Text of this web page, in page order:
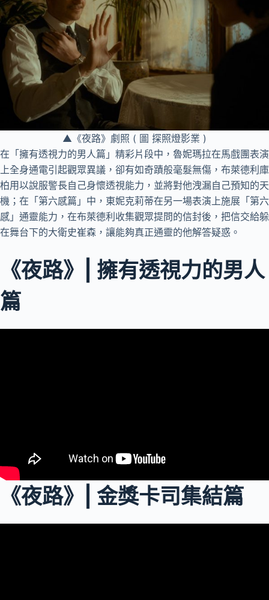
▲《夜路》劇照 ( 圖 探照燈影業 )
在「擁有透視力的男人篇」精彩片段中，魯妮瑪拉在馬戲團表演
上全身通電引起觀眾異議，卻有如奇蹟般毫髮無傷，布萊德利庫
柏用以說服警長自己身懷透視能力，並將對他洩漏自己預知的天
機；在「第六感篇」中，東妮克莉蒂在另一場表演上施展「第六
感」通靈能力，在布萊德利收集觀眾提問的信封後，把信交給躲
在舞台下的大衛史崔森，讓能夠真正通靈的他解答疑惑。
《夜路》| 擁有透視力的男人
篇
《夜路》| 金獎卡司集結篇